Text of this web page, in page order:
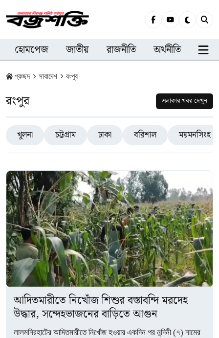
হোমপেজ জাতীয় রাজনীতি অর্থনীতি
প্রচ্ছদ সারাদেশ রংপুর
রংপুর এলাকার খবর দেখুন
খুলনা চট্টগ্রাম ঢাকা বরিশাল ময়মনসিংহ
আদিতমারীতে নিখোঁজ শিশুর বস্তাবন্দি মরদেহ
উদ্ধার, সন্দেহভাজনের বাড়িতে আগুন
লালমনিরহাটের আদিতমারীতে নিখোঁজ হওয়ার একদিন পর নন্দিনী (৭) নামের